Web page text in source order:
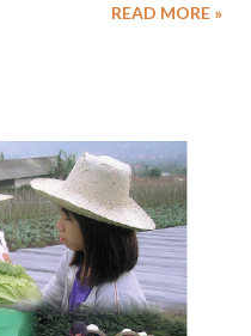
yang melayani
yang tenang, tersedia
jenis dan contoh
Hiburan dan Edukasi :
menawarkan wahana
Lembang menawarkan
dengan hewan. Taman
READ MORE »